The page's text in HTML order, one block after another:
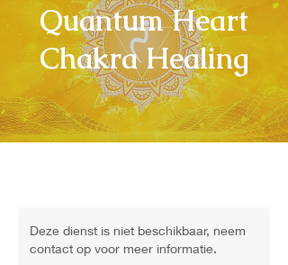
Quantum Heart
Chakra Healing
Deze dienst is niet beschikbaar, neem
contact op voor meer informatie.